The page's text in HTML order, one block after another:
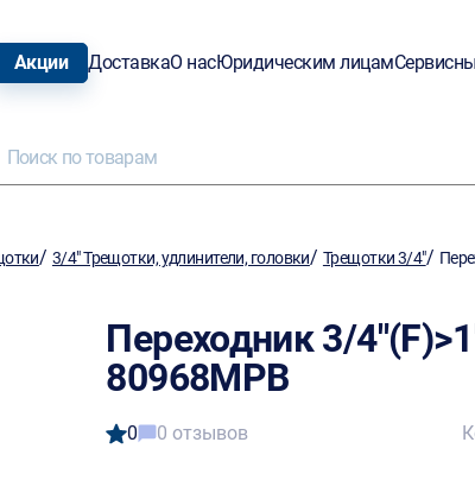
Акции ДоставкаО насЮридическим лицам
/ 3/4" Трещотки, удлинители, головки/ Трещотки 3/4"/
Переходник 3/
80968MPB
0 0 отзывов